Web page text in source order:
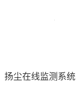
扬尘在线监测系统